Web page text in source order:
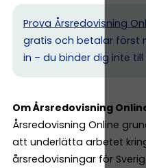
Prova Årsredovisning
gratis och betalar först
in – du binder dig inte
Om Årsredovisning
Årsredovisning Online
att underlätta arbetet
årsredovisningar för